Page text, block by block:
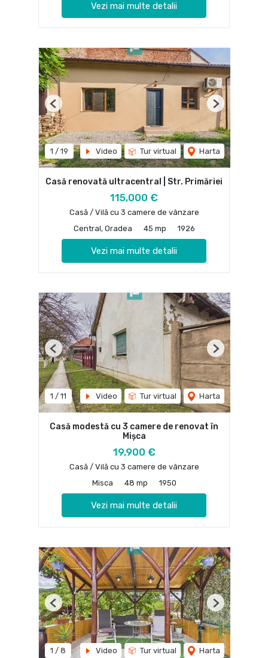
Vezi mai multe detalii
1 / 19 Video Tur virtual Harta
Previous Next
Casă renovată ultracentral | Str. Primăriei
115,000 €
Casă / Vilă cu 3 camere de vânzare
Central, Oradea
45 mp 1926
Vezi mai multe detalii
1 / 11 Video Tur virtual Harta
Previous Next
Casă modestă cu 3 camere de renovat în
Mișca
19,900 €
Casă / Vilă cu 3 camere de vânzare
Misca
48 mp 1950
Vezi mai multe detalii
1 / 8 Video Tur virtual Harta
Previous Next